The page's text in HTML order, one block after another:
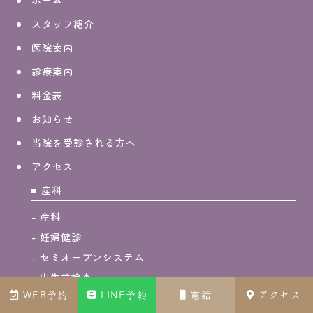
WEB予約 LINE予約 電話 アクセス
スタッフ紹介
医院案内
診療案内
料金表
お知らせ
当院を受診される方へ
アクセス
産科
産科
妊婦健診
セミオープンシステム
出生前検査
胎児ドッグ